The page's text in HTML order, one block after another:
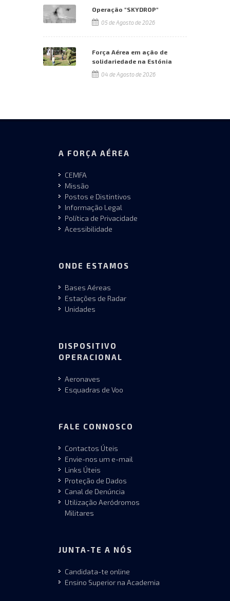
Operação "SKYDROP"
05 de Agosto de 2026
Força Aérea em ação de
solidariedade na Estónia
04 de Agosto de 2026
A FORÇA AÉREA
CEMFA
Missão
Postos e Distintivos
Informação Legal
Política de Privacidade
Acessibilidade
ONDE ESTAMOS
Bases Aéreas
Estações de Radar
Unidades
DISPOSITIVO
OPERACIONAL
Aeronaves
Esquadras de Voo
FALE CONNOSCO
Contactos Úteis
Envie-nos um e-mail
Links Úteis
Proteção de Dados
Canal de Denúncia
Utilização Aeródromos
Militares
JUNTA-TE A NÓS
Candidata-te online
Ensino Superior na Academia